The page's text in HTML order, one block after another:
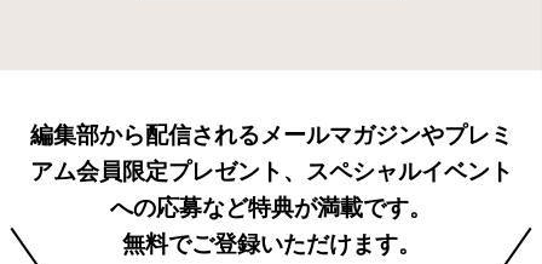
編集部から配信されるメールマガジンやプレミ
アム会員限定プレゼント、スペシャルイベント
への応募など特典が満載です。
無料でご登録いただけます。